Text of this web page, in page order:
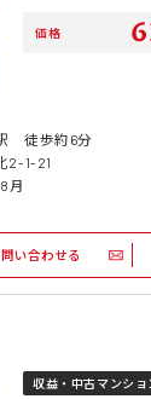
価格
徒歩約6分
2-1-21
月
問い合わせる
収益・中古マンショ